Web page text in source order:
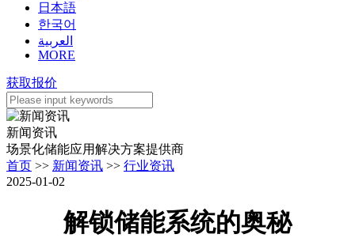
日本語
한국어
العربية
MORE
获取报价
新闻资讯
场景化储能应用解决方案提供商
首页 >> 新闻资讯 >> 行业资讯
2025-01-02
解锁储能系统的奥秘